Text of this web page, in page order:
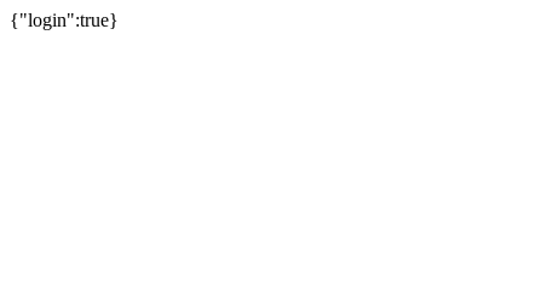
{"login":true}